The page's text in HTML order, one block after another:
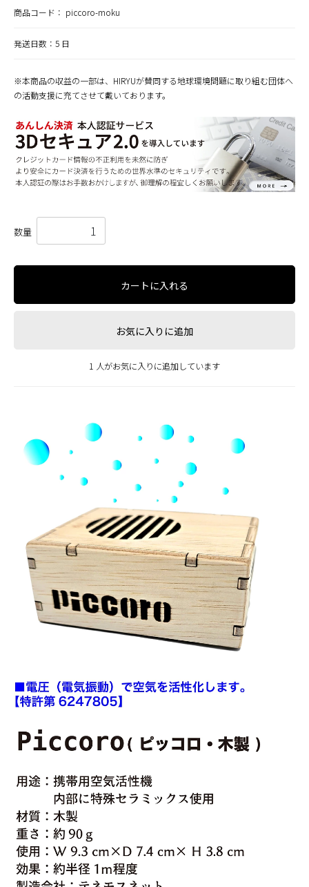
商品コード： piccoro-moku
発送日数：5 日
※本商品の収益の一部は、HIRYUが賛同する地球環境問題に取り組む団体へ
の活動支援に充てさせて戴いております。
数量
カートに入れる
お気に入りに追加
1 人がお気に入りに追加しています